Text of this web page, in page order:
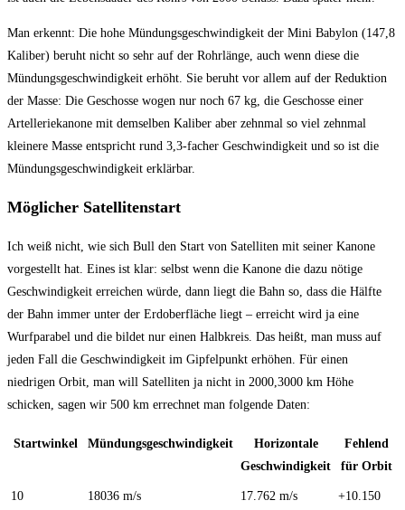
Man erkennt: Die hohe Mündungsgeschwindigkeit der Mini Babylon (147,8
Kaliber) beruht nicht so sehr auf der Rohrlänge, auch wenn diese die
Mündungsgeschwindigkeit erhöht. Sie beruht vor allem auf der Reduktion
der Masse: Die Geschosse wogen nur noch 67 kg, die Geschosse einer
Artelleriekanone mit demselben Kaliber aber zehnmal so viel zehnmal
kleinere Masse entspricht rund 3,3-facher Geschwindigkeit und so ist die
Mündungsgeschwindigkeit erklärbar.
Möglicher Satellitenstart
Ich weiß nicht, wie sich Bull den Start von Satelliten mit seiner Kanone
vorgestellt hat. Eines ist klar: selbst wenn die Kanone die dazu nötige
Geschwindigkeit erreichen würde, dann liegt die Bahn so, dass die Hälfte
der Bahn immer unter der Erdoberfläche liegt – erreicht wird ja eine
Wurfparabel und die bildet nur einen Halbkreis. Das heißt, man muss auf
jeden Fall die Geschwindigkeit im Gipfelpunkt erhöhen. Für einen
niedrigen Orbit, man will Satelliten ja nicht in 2000,3000 km Höhe
schicken, sagen wir 500 km errechnet man folgende Daten:
Startwinkel Mündungsgeschwindigkeit
Horizontale
Geschwindigkeit
Fehlend
für Orbit
10 18036 m/s 17.762 m/s +10.150